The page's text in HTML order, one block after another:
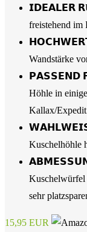
𝗜𝗗𝗘𝗔𝗟𝗘𝗥
freistehend im
Wandstärke
𝗣𝗔𝗦𝗦𝗘𝗡𝗗
Höhle in
Kallax/
𝗪𝗔𝗛𝗟𝗪𝗘𝗜𝗦𝗘
Kuschelhöhle
Kuschelwürfel
sehr
15,95 EUR